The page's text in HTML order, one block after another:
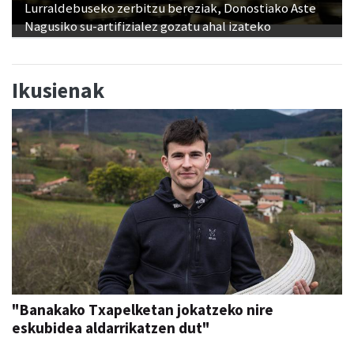
Lurraldebuseko zerbitzu bereziak, Donostiako Aste
Nagusiko su-artifizialez gozatu ahal izateko
Ikusienak
"Banakako Txapelketan jokatzeko nire
eskubidea aldarrikatzen dut"